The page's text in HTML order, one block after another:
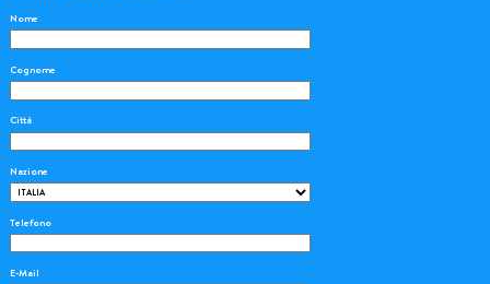
Nome
Cognome
Città
Nazione
Telefono
E-Mail